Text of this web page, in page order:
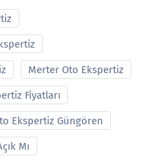
Merter Oto Ekspertiz
Fiyatları
Ekspertiz Güngören
Mı